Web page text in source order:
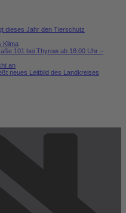
dieses Jahr den Tierschutz
Klima
101 bei Thyrow ab 18:00 Uhr –
an
neues Leitbild des Landkreises